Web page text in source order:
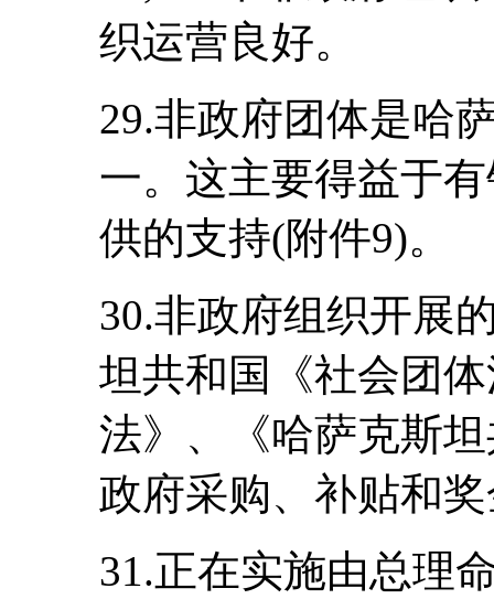
织运营良好。
29.非政府团体是哈
一。这主要得益于
供的支持(附件9)。
30.非政府组织开展
坦共和国《社会团
法》、《哈萨克斯
政府采购、补贴和
31.正在实施由总理